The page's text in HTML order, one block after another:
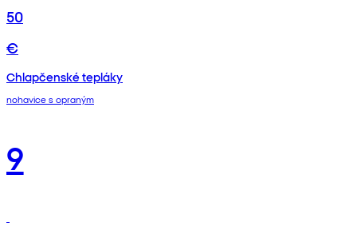
50
€
Chlapčenské tepláky
nohavice s opraným
9